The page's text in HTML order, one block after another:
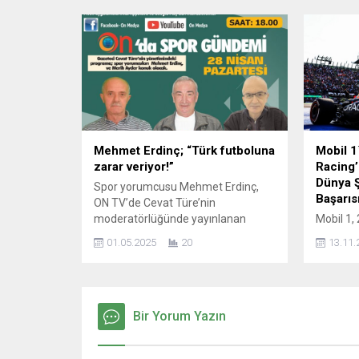
açıklamalarda bulundu. “Artık
sezonun finali yaklaştı bana göre
küme düşme hattına yakın takımlar
şampiyonluk yarışını belirler. İkili
averajdan dolayı Galatasaray
zirvede bir adım önde” “Mourinho
hocaya verilen...
alan
Avrupa
hak
adıyla
Mehmet Erdinç; “Türk futboluna
zarar veriyor!”
Spor yorumcusu Mehmet Erdinç,
ON TV’de Cevat Türe’nin
moderatörlüğünde yayınlanan
ile oynadığı maçta yaşanan
yönelik küfürlü tezahüratlarını ve
Karşıyaka Teknik Direktör
Yardımcısı Serhat Akyüz’ün
01.05.2025 20
Mobil
Dünya
Mobil 1,
de Max
Bir Yorum Yazın